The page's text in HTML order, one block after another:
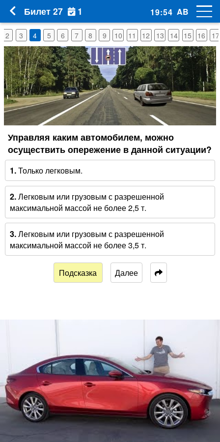
2 3 4 5 6 7 8 9 10 11 12 13 14 15 16 17
Управляя каким автомобилем, можно
осуществить опережение в данной ситуации?
1.Только легковым.
2.Легковым или грузовым с разрешенной
максимальной массой не более 2,5 т.
3.Легковым или грузовым с разрешенной
максимальной массой не более 3,5 т.
Подсказка Далее
Билет 27 1 19:53 AB